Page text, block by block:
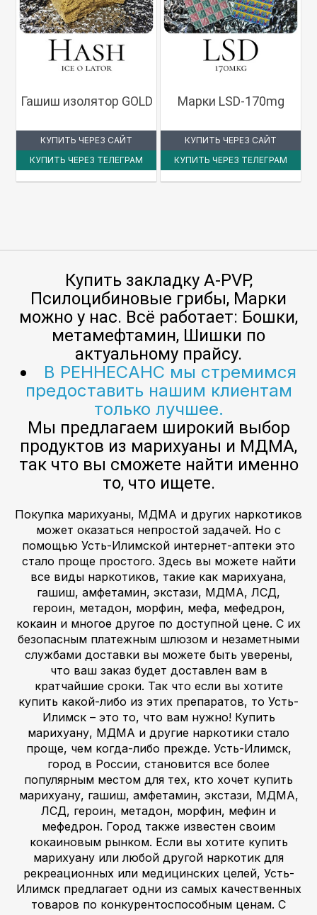
Гашиш изолятор GOLD
КУПИТЬ ЧЕРЕЗ САЙТ
КУПИТЬ ЧЕРЕЗ ТЕЛЕГРАМ
Марки LSD-170mg
КУПИТЬ ЧЕРЕЗ САЙТ
КУПИТЬ ЧЕРЕЗ ТЕЛЕГРАМ
Купить закладку A-PVP,
Псилоцибиновые грибы, Марки
можно у нас. Всё работает: Бошки,
метамефтамин, Шишки по
актуальному прайсу.
В РЕННЕСАНС мы стремимся
предоставить нашим клиентам
только лучшее.
Мы предлагаем широкий выбор
продуктов из марихуаны и МДМА,
так что вы сможете найти именно
то, что ищете.
Покупка марихуаны, МДМА и других наркотиков
может оказаться непростой задачей. Но с
помощью Усть-Илимской интернет-аптеки это
стало проще простого. Здесь вы можете найти
все виды наркотиков, такие как марихуана,
гашиш, амфетамин, экстази, МДМА, ЛСД,
героин, метадон, морфин, мефа, мефедрон,
кокаин и многое другое по доступной цене. С их
безопасным платежным шлюзом и незаметными
службами доставки вы можете быть уверены,
что ваш заказ будет доставлен вам в
кратчайшие сроки. Так что если вы хотите
купить какой-либо из этих препаратов, то Усть-
Илимск – это то, что вам нужно! Купить
марихуану, МДМА и другие наркотики стало
проще, чем когда-либо прежде. Усть-Илимск,
город в России, становится все более
популярным местом для тех, кто хочет купить
марихуану, гашиш, амфетамин, экстази, МДМА,
ЛСД, героин, метадон, морфин, мефин и
мефедрон. Город также известен своим
кокаиновым рынком. Если вы хотите купить
марихуану или любой другой наркотик для
рекреационных или медицинских целей, Усть-
Илимск предлагает одни из самых качественных
товаров по конкурентоспособным ценам. С